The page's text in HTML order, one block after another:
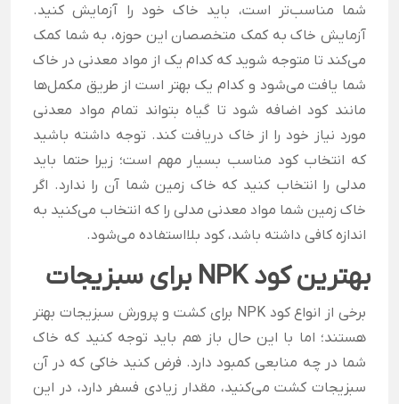
شما مناسب‌تر است، باید خاک خود را آزمایش کنید.
آزمایش خاک به کمک متخصصان این حوزه، به شما کمک
می‌کند تا متوجه شوید که کدام یک از مواد معدنی در خاک
شما یافت می‌شود و کدام یک بهتر است از طریق مکمل‌ها
مانند کود اضافه شود تا گیاه بتواند تمام مواد معدنی
مورد نیاز خود را از خاک دریافت کند. توجه داشته باشید
که انتخاب کود مناسب بسیار مهم است؛ زیرا حتما باید
مدلی را انتخاب کنید که خاک زمین شما آن را ندارد. اگر
خاک زمین شما مواد معدنی مدلی را که انتخاب می‌کنید به
اندازه کافی داشته باشد، کود بلااستفاده می‌شود.
بهترین کود NPK برای سبزیجات
برخی از انواع کود NPK برای کشت و پرورش سبزیجات بهتر
هستند؛ اما با این حال باز هم باید توجه کنید که خاک
شما در چه منابعی کمبود دارد. فرض کنید خاکی که در آن
سبزیجات کشت می‌کنید، مقدار زیادی فسفر دارد، در این